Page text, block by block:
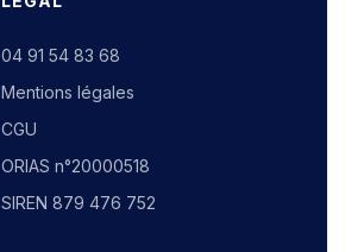
04 91 54 83 68
Mentions légales
CGU
ORIAS n°20000518
SIREN 879 476 752